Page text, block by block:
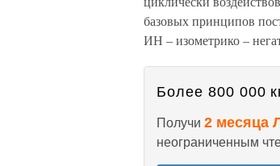
базовых принципов
ИН – изометрико –
Более 800 000
Получи 2 месяца
неограниченным